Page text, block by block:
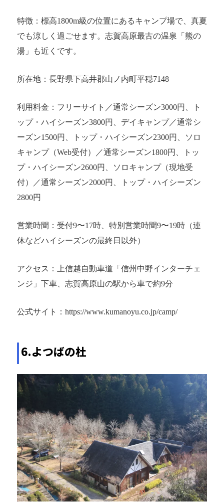
特徴：標高1800m級の位置にあるキャンプ場で、真夏
でも涼しく過ごせます。志賀高原最古の温泉「熊の
湯」も近くです。
所在地：長野県下高井郡山ノ内町平穏7148
利用料金：フリーサイト／通常シーズン3000円、ト
ップ・ハイシーズン3800円、デイキャンプ／通常シ
ーズン1500円、トップ・ハイシーズン2300円、ソロ
キャンプ（Web受付）／通常シーズン1800円、トッ
プ・ハイシーズン2600円、ソロキャンプ（現地受
付）／通常シーズン2000円、トップ・ハイシーズン
2800円
営業時間：受付9〜17時、特別営業時間9〜19時（連
休などハイシーズンの最終日以外）
アクセス：上信越自動車道「信州中野インターチェ
ンジ」下車、志賀高原山の駅から車で約9分
公式サイト：https://www.kumanoyu.co.jp/camp/
6.よつばの杜